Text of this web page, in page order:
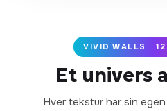
VIVID WALLS ·
Et univers
Hver tekstur har sin